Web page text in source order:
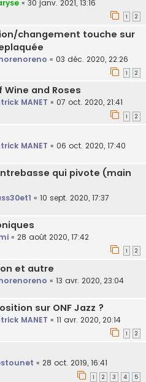
« 30 janv. 2021, 13:16
1 2
changement touche sur
« 03 déc. 2020, 22:26
1 2
and Roses
MANET « 07 oct. 2020, 21:41
1 2
MANET « 06 oct. 2020, 17:40
qui pivote (main
« 10 sept. 2020, 17:37
« 28 août 2020, 17:42
1 2
et autre
« 13 avr. 2020, 23:04
sur ONF Jazz ?
MANET « 11 avr. 2020, 20:14
1 2
« 28 oct. 2019, 16:41
1 2 3 4 5